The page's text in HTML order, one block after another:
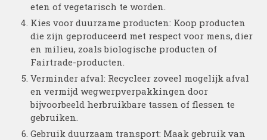
eten of vegetarisch te worden.
Kies voor duurzame producten: Koop producten
die zijn geproduceerd met respect voor mens, dier
en milieu, zoals biologische producten of
Fairtrade-producten.
Verminder afval: Recycleer zoveel mogelijk afval
en vermijd wegwerpverpakkingen door
bijvoorbeeld herbruikbare tassen of flessen te
gebruiken.
Gebruik duurzaam transport: Maak gebruik van